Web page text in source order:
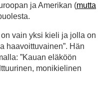
ja Amerikan (mutta
vain yksi kieli ja jolla on
haavoittuvainen”. Hän
”Kauan eläköön
monikielinen